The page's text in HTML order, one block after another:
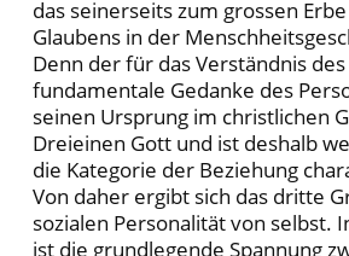
das seinerseits zum grossen
Glaubens in der
Denn der für das Verständnis
fundamentale Gedanke des
seinen Ursprung im christlichen
Dreieinen Gott und ist deshalb
die Kategorie der Beziehung
Von daher ergibt sich das dritte
sozialen Personalität von selbst.
ist die grundlegende Spannung